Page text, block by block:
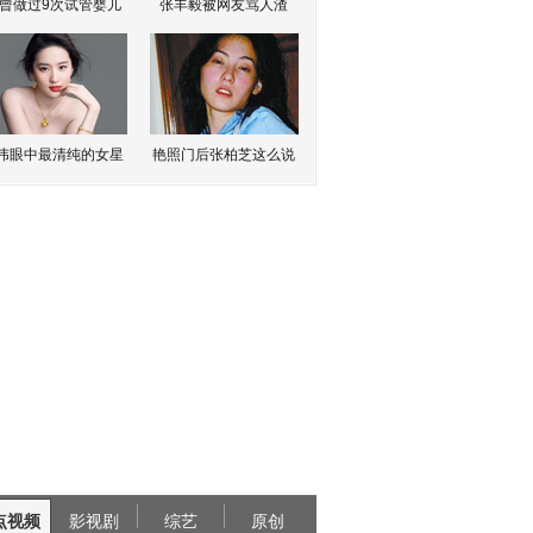
做过9次试管婴儿 张丰毅被网友骂人渣
眼中最清纯的女星 艳照门后张柏芝这么说
视频 影视剧 综艺 原创